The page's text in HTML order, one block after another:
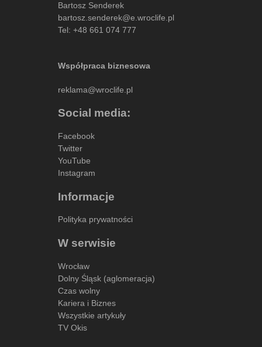
Bartosz Senderek
bartosz.senderek@e.wroclife.pl
Tel: +48 661 074 777
Współpraca biznesowa
reklama@wroclife.pl
Social media:
Facebook
Twitter
YouTube
Instagram
Informacje
Polityka prywatności
W serwisie
Wrocław
Dolny Śląsk (aglomeracja)
Czas wolny
Kariera i Biznes
Wszystkie artykuły
TV Okis